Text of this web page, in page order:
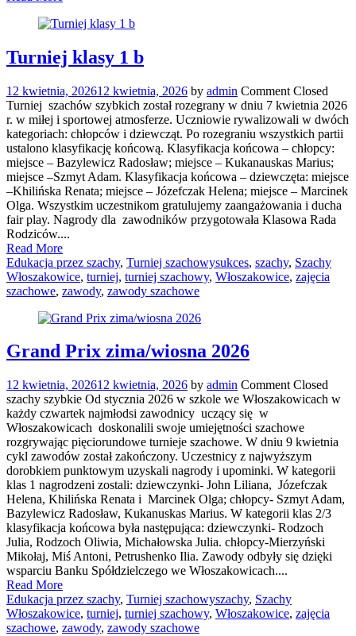
Turniej klasy 1 b
12 kwietnia, 202612 kwietnia, 2026 by admin Comment Closed
Turniej szachów szybkich został rozegrany w dniu 7 kwietnia 2026
r. w miłej i sportowej atmosferze. Uczniowie rywalizowali w dwóch
kategoriach: chłopców i dziewcząt. Po rozegraniu wszystkich partii
ustalono klasyfikację końcową. Klasyfikacja końcowa – chłopcy:
miejsce – Bazylewicz Radosław; miejsce – Kukanauskas Marius;
miejsce –Szmyt Adam. Klasyfikacja końcowa – dziewczęta: miejsce
–Khilińska Renata; miejsce – Józefczak Helena; miejsce – Marcinek
Olga. Wszystkim uczestnikom gratulujemy zaangażowania i ducha
fair play. Nagrody dla zawodników przygotowała Klasowa Rada
Rodziców....
Read More
Edukacja przez szachy, Turniej szachowysukces, szachy, Szachy
Włoszakowice, turniej, turniej szachowy, Włoszakowice, zajęcia
szachowe, zawody, zawody szachowe
Grand Prix zima/wiosna 2026
12 kwietnia, 202612 kwietnia, 2026 by admin Comment Closed
szachy szybkie Od stycznia 2026 w szkole we Włoszakowicach w
każdy czwartek najmłodsi zawodnicy uczący się w
Włoszakowicach doskonalili swoje umiejętności szachowe
rozgrywając pięciorundowe turnieje szachowe. W dniu 9 kwietnia
cykl zawodów został zakończony. Uczestnicy z najwyższym
dorobkiem punktowym uzyskali nagrody i upominki. W kategorii
klas 1 nagrodzeni zostali: dziewczynki- John Liliana, Józefczak
Helena, Khilińska Renata i Marcinek Olga; chłopcy- Szmyt Adam,
Bazylewicz Radosław, Kukanuskas Marius. W kategorii klas 2/3
klasyfikacja końcowa była następująca: dziewczynki- Rodzoch
Julia, Rodzoch Oliwia, Michałowska Julia. chłopcy-Mierzyński
Mikołaj, Miś Antoni, Petrushenko Ilia. Zawody odbyły się dzięki
wsparciu Banku Spółdzielczego we Włoszakowicach....
Read More
Edukacja przez szachy, Turniej szachowyszachy, Szachy
Włoszakowice, turniej, turniej szachowy, Włoszakowice, zajęcia
szachowe, zawody, zawody szachowe